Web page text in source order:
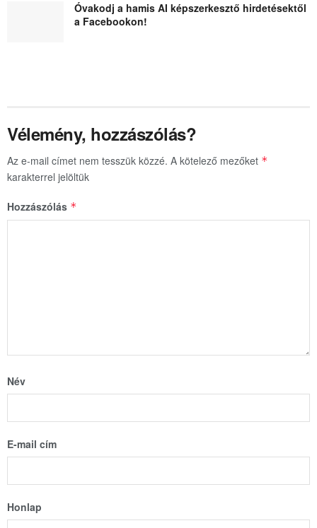
Óvakodj a hamis AI képszerkesztő hirdetésektől
a Facebookon!
Vélemény, hozzászólás?
Az e-mail címet nem tesszük közzé. A kötelező mezőket *
karakterrel jelöltük
Hozzászólás *
Név
E-mail cím
Honlap